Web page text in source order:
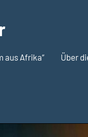
aus Afrika“ Über